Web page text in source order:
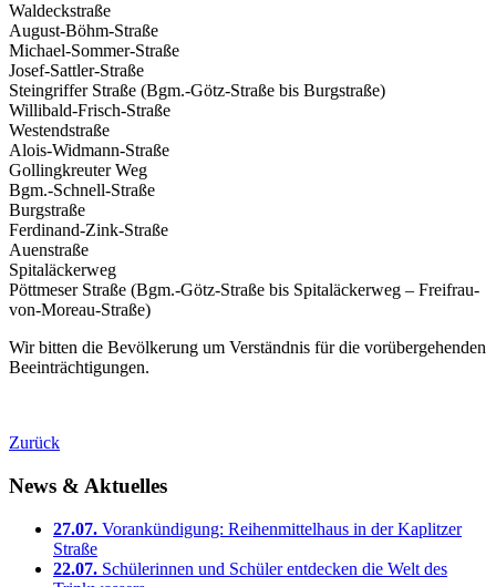
Waldeckstraße
August-Böhm-Straße
Michael-Sommer-Straße
Josef-Sattler-Straße
Steingriffer Straße (Bgm.-Götz-Straße bis Burgstraße)
Willibald-Frisch-Straße
Westendstraße
Alois-Widmann-Straße
Gollingkreuter Weg
Bgm.-Schnell-Straße
Burgstraße
Ferdinand-Zink-Straße
Auenstraße
Spitaläckerweg
Pöttmeser Straße (Bgm.-Götz-Straße bis Spitaläckerweg – Freifrau-
von-Moreau-Straße)
Wir bitten die Bevölkerung um Verständnis für die vorübergehenden
Beeinträchtigungen.
Zurück
News & Aktuelles
27.07. Vorankündigung: Reihenmittelhaus in der Kaplitzer
Straße
22.07. Schülerinnen und Schüler entdecken die Welt des